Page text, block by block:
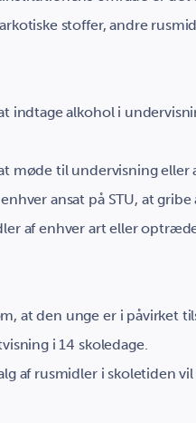
stoffer, andre
indtage alkohol i
møde til undervisning eller
ansat på STU, at
af enhver art eller
at den unge er i påvirket
i 14 skoledage.
af rusmidler i skoletiden